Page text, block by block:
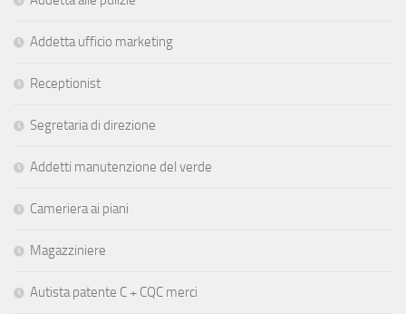
Addetta ufficio marketing
Receptionist
Segretaria di direzione
Addetti manutenzione del verde
Cameriera ai piani
Magazziniere
Autista patente C + CQC merci